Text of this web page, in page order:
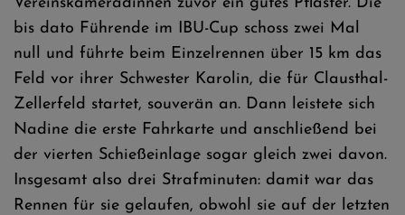
bis dato Führende im IBU-Cup schoss zwei Mal
null und führte beim Einzelrennen über 15 km das
Feld vor ihrer Schwester Karolin, die für Clausthal-
Zellerfeld startet, souverän an. Dann leistete sich
Nadine die erste Fahrkarte und anschließend bei
der vierten Schießeinlage sogar gleich zwei davon.
Insgesamt also drei Strafminuten: damit war das
Rennen für sie gelaufen, obwohl sie auf der letzten